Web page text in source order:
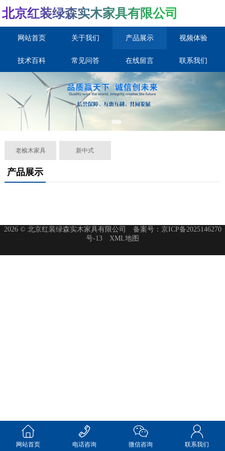
北京红装绿森实木家具有限公司
网站首页 关于我们 产品展示 视频体验
技术百科 常见问答 在线留言 联系我们
老榆木家具 新中式
产品展示
2026 © 北京红装绿森实木家具有限公司 备案号： 京ICP备2025146270
号-13
XML地图
网站首页 电话咨询 微信咨询 联系我们